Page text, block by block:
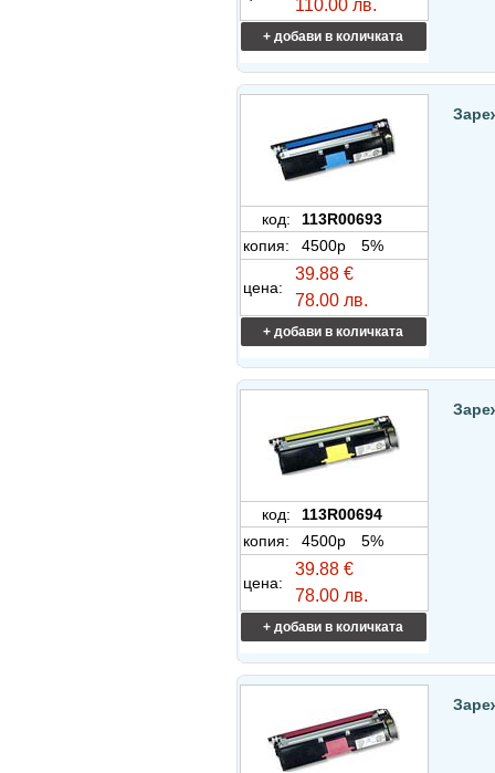
110.00 лв.
+ добави в количката
код:
113R00693
копия:
4500p 5%
цена:
39.88 €
78.00 лв.
+ добави в количката
код:
113R00694
копия:
4500p 5%
цена:
39.88 €
78.00 лв.
+ добави в количката